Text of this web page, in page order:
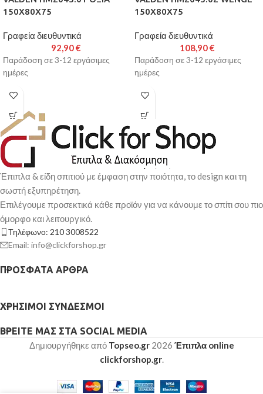
150X80X75
Γραφεία διευθυντικά
92,90€
Παράδοση σε 3-12 εργάσιμες
ημέρες
150X80X75
Γραφεία διευθυντικά
108,90€
Παράδοση σε 3-12 εργάσιμες
ημέρες
Έπιπλα & είδη σπιτιού με έμφαση στην ποιότητα, το design και τη
σωστή εξυπηρέτηση.
Επιλέγουμε προσεκτικά κάθε προϊόν για να κάνουμε το σπίτι σου πιο
όμορφο και λειτουργικό.
Τηλέφωνο: 210 3008522
Email: info@clickforshop.gr
ΠΡΌΣΦΑΤΑ ΆΡΘΡΑ
ΧΡΉΣΙΜΟΙ ΣΎΝΔΕΣΜΟΙ
ΒΡΕΊΤΕ ΜΑΣ ΣΤΑ SOCIAL MEDIA
Δημιουργήθηκε από Topseo.gr2026 Έπιπλα online
clickforshop.gr.